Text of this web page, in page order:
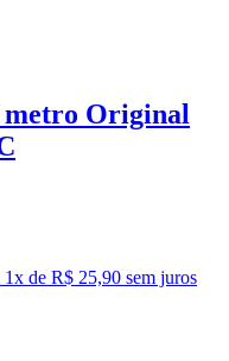
metro Original
1x de R$ 25,90 sem juros